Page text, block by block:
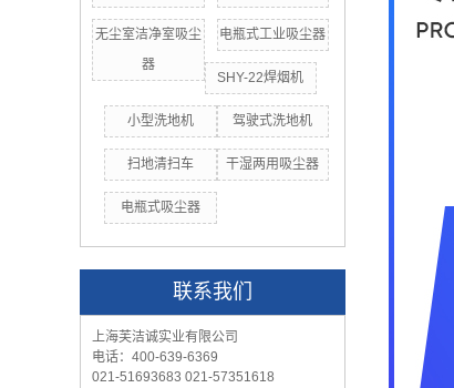
无尘室洁净室吸尘
器
电瓶式工业吸尘器
SHY-22焊烟机
小型洗地机 驾驶式洗地机
扫地清扫车 干湿两用吸尘器
电瓶式吸尘器
联系我们
上海芙洁诚实业有限公司
电话：400-639-6369
021-51693683 021-57351618